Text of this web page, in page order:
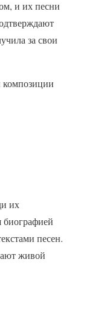
и их песни
за свои
их
песен.
живой